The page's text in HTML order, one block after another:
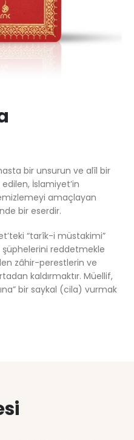
bir unsurun ve alîl bir
İslamiyet’in
amaçlayan
bir eserdir.
“tarîk-i müstakimi”
şüphelerini reddetmekle
zâhir-perestlerin ve
kaldırmaktır. Müellif,
bir saykal (cila) vurmak